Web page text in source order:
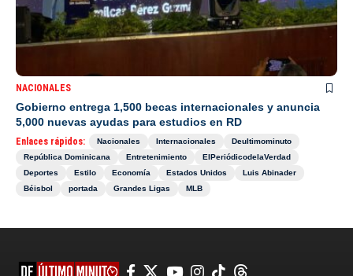
NACIONALES
Gobierno entrega 1,500 becas internacionales y anuncia
5,000 nuevas ayudas para estudios en RD
Enlaces rápidos: Nacionales Internacionales
Deultimominuto
República Dominicana
Entretenimiento
ElPeriódicodelaVerdad
Deportes
Estilo Economía Estados Unidos
Luis Abinader
Béisbol
portada Grandes Ligas MLB